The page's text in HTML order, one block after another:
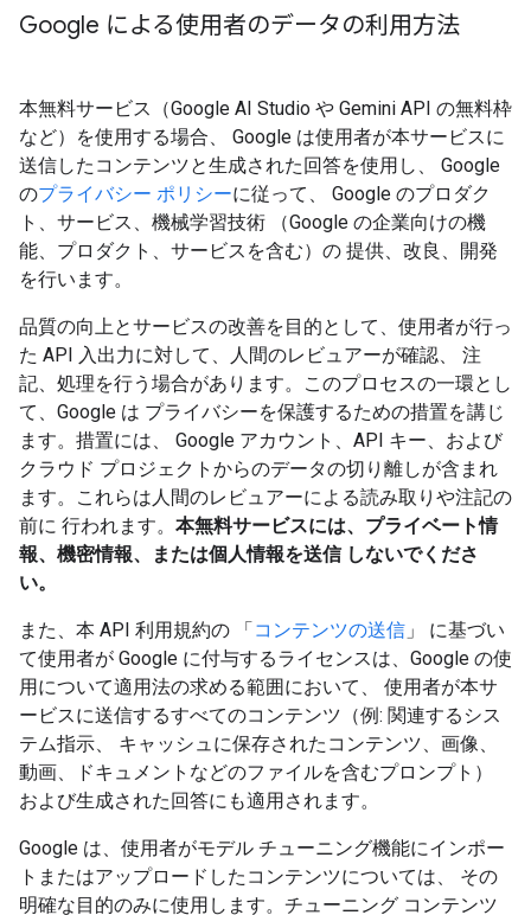
Google による使用者のデータの利用方法
本無料サービス（Google AI Studio や Gemini API の無料枠
など）を使用する場合、 Google は使用者が本サービスに
送信したコンテンツと生成された回答を使用し、 Google
のプライバシー ポリシーに従って、 Google のプロダク
ト、サービス、機械学習技術 （Google の企業向けの機
能、プロダクト、サービスを含む）の 提供、改良、開発
を行います。
品質の向上とサービスの改善を目的として、使用者が行っ
た API 入出力に対して、人間のレビュアーが確認、 注
記、処理を行う場合があります。このプロセスの一環とし
て、Google は プライバシーを保護するための措置を講じ
ます。措置には、 Google アカウント、API キー、および
クラウド プロジェクトからのデータの切り離しが含まれ
ます。これらは人間のレビュアーによる読み取りや注記の
前に 行われます。 本無料サービスには、プライベート情
報、機密情報、または個人情報を送信 しないでくださ
い。
また、本 API 利用規約の 「コンテンツの送信 」 に基づい
て使用者が Google に付与するライセンスは、Google の使
用について適用法の求める範囲において、 使用者が本サ
ービスに送信するすべてのコンテンツ（例: 関連するシス
テム指示、 キャッシュに保存されたコンテンツ、画像、
動画、ドキュメントなどのファイルを含むプロンプト）
および生成された回答にも適用されます。
Google は、使用者がモデル チューニング機能にインポー
トまたはアップロードしたコンテンツについては、 その
明確な目的のみに使用します。チューニング コンテンツ